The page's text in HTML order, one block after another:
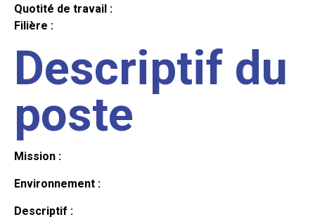
Quotité de travail :
Filière :
Descriptif du
poste
Mission :
Environnement :
Descriptif :